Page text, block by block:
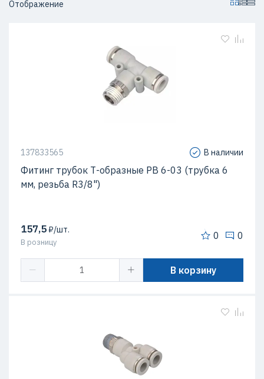
Отображение
137833565 В наличии
Фитинг трубок Т-образные PB 6-03 (трубка 6
мм, резьба R3/8")
157,5₽/шт.
В розницу
0 0
В корзину